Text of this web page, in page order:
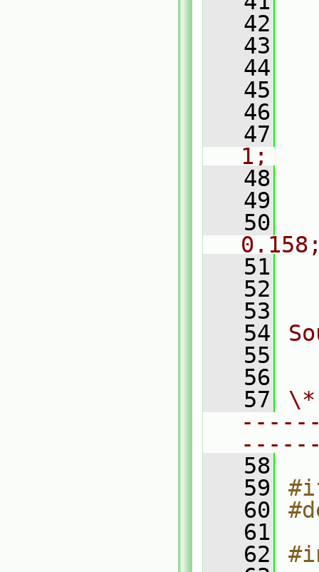
   42
   43
   44
   45
   46
   47
1;
   48
   49
   50
   51
   52
   53
   54
   55
   56
   57
   58
   59
   60
   61
   62